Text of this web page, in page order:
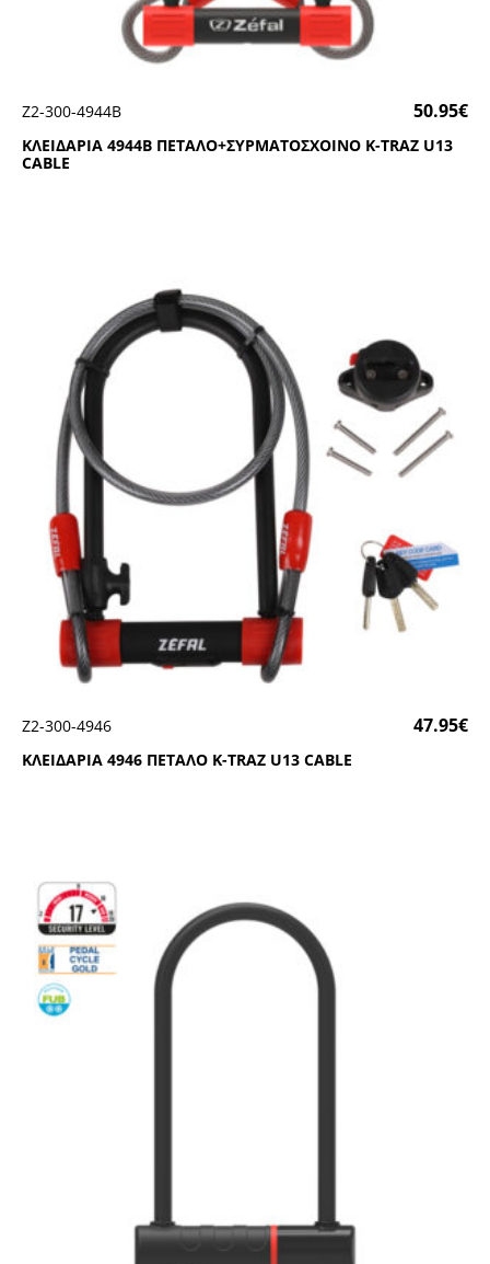
ΚΛΕΙΔΑΡΙΑ 4944Β ΠΕΤΑΛΟ+ΣΥΡΜΑΤΟΣΧΟΙΝΟ Κ-ΤRΑΖ U13
CΑΒLΕ
Ζ2-300-4944Β 50.95€
ΚΛΕΙΔΑΡΙΑ 4946 ΠΕΤΑΛΟ Κ-ΤRΑΖ U13 CΑΒLΕ
Ζ2-300-4946 47.95€